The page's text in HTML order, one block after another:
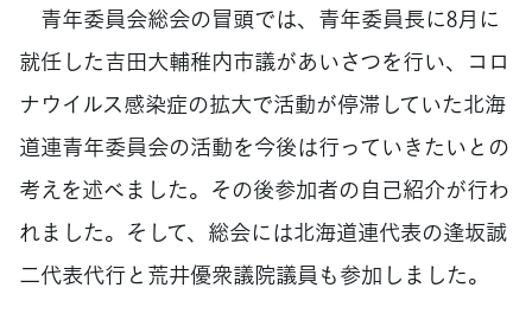
青年委員会総会の冒頭では、青年委員長に8月に
就任した吉田大輔稚内市議があいさつを行い、コロ
ナウイルス感染症の拡大で活動が停滞していた北海
道連青年委員会の活動を今後は行っていきたいとの
考えを述べました。その後参加者の自己紹介が行わ
れました。そして、総会には北海道連代表の逢坂誠
二代表代行と荒井優衆議院議員も参加しました。